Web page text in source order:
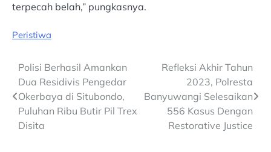
terpecah belah,” pungkasnya.
Peristiwa
Post
navigation
Polisi Berhasil Amankan
Dua Residivis Pengedar
Okerbaya di Situbondo,
Puluhan Ribu Butir Pil Trex
Disita
Refleksi Akhir Tahun
2023, Polresta
Banyuwangi Selesaikan
556 Kasus Dengan
Restorative Justice